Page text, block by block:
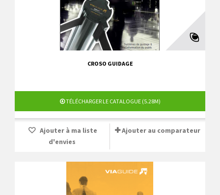
CROSO GUIDAGE
TÉLÉCHARGER LE CATALOGUE (5.28M)
Ajouter à ma liste
d'envies
Ajouter au comparateur